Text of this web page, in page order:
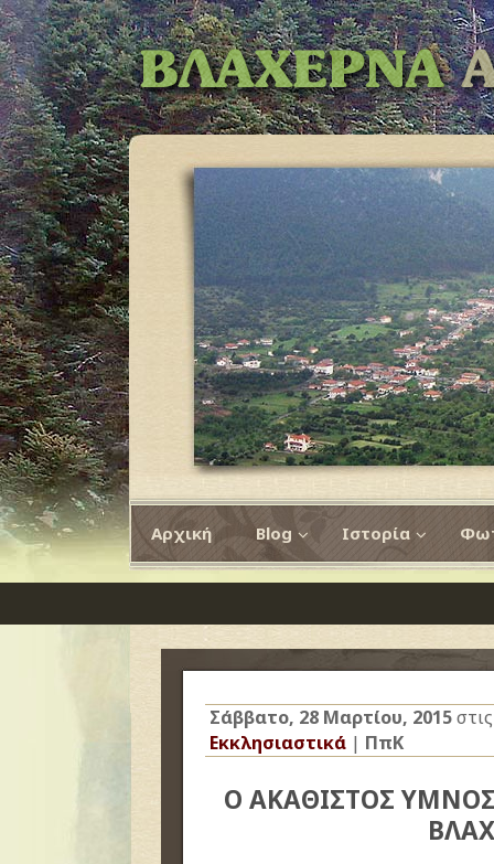
Αρχική Blog Ιστορία
Σάββατο, 28 Μαρτίου, 2015
Εκκλησιαστικά | ΠπΚ
Ο ΑΚΑΘΙΣΤΟΣ